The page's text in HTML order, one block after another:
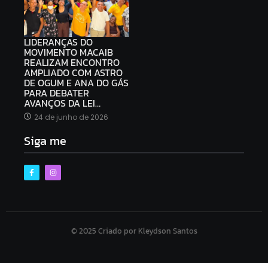
LIDERANÇAS DO
MOVIMENTO MACAIB
REALIZAM ENCONTRO
AMPLIADO COM ASTRO
DE OGUM E ANA DO GÁS
PARA DEBATER
AVANÇOS DA LEI…
24 de junho de 2026
Siga me
© 2025 Criado por Kleydson Santos